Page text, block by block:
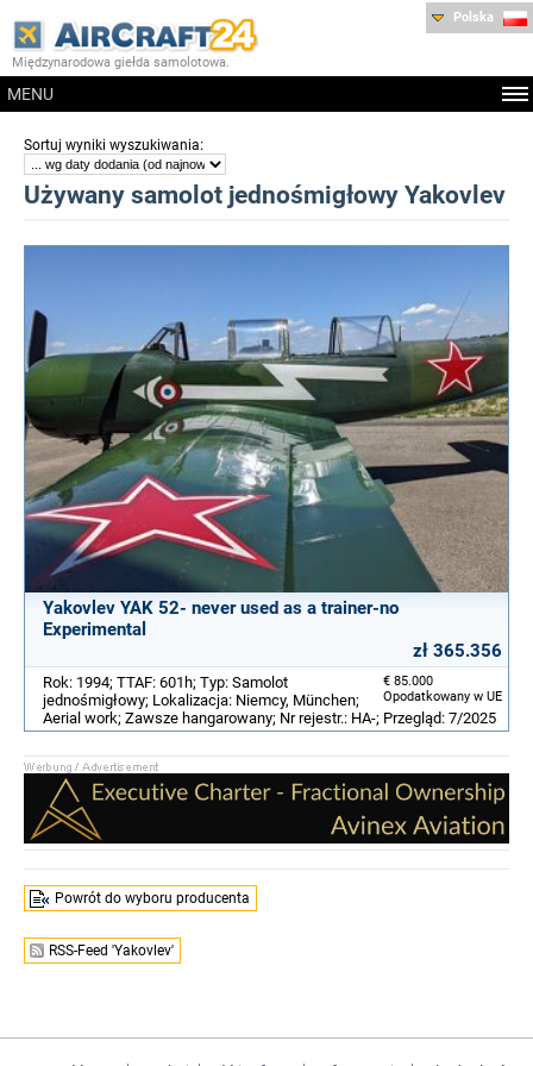
Międzynarodowa giełda samolotowa.
MENU
Polska
Sortuj wyniki wyszukiwania:
Używany samolot jednośmigłowy Yakovlev
Yakovlev YAK 52- never used as a trainer-no
Experimental
zł 365.356
€ 85.000
Opodatkowany w UE
Rok: 1994; TTAF: 601h; Typ: Samolot
jednośmigłowy; Lokalizacja: Niemcy, München;
Aerial work; Zawsze hangarowany; Nr rejestr.: HA-; Przegląd: 7/2025
Powrót do wyboru producenta
RSS-Feed 'Yakovlev'